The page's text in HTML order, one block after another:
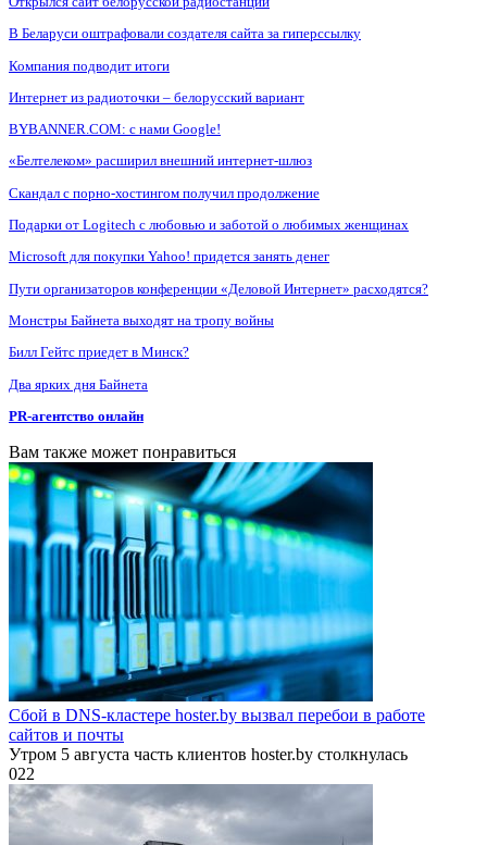
В Беларуси оштрафовали создателя сайта за гиперссылку
Компания подводит итоги
Интернет из радиоточки – белорусский вариант
BYBANNER.COM: c нами Google!
«Белтелеком» расширил внешний интернет-шлюз
Скандал с порно-хостингом получил продолжение
Подарки от Logitech с любовью и заботой о любимых женщинах
Microsoft для покупки Yahoo! придется занять денег
Пути организаторов конференции «Деловой Интернет» расходятся?
Монстры Байнета выходят на тропу войны
Билл Гейтс приедет в Минск?
Два ярких дня Байнета
PR-агентство онлайн
Вам также может понравиться
Сбой в DNS-кластере hoster.by вызвал перебои в работе
сайтов и почты
Утром 5 августа часть клиентов hoster.by столкнулась
022